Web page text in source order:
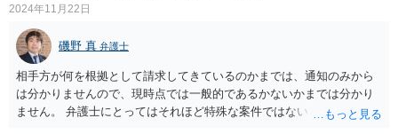
2024年11月22日
磯野 真 弁護士
相手方が何を根拠として請求してきているのかまでは、通知のみから
は分かりませんので、現時点では一般的であるかないかまでは分かり
ません。 弁護士にとってはそれほど特殊な案件ではないと思いますの